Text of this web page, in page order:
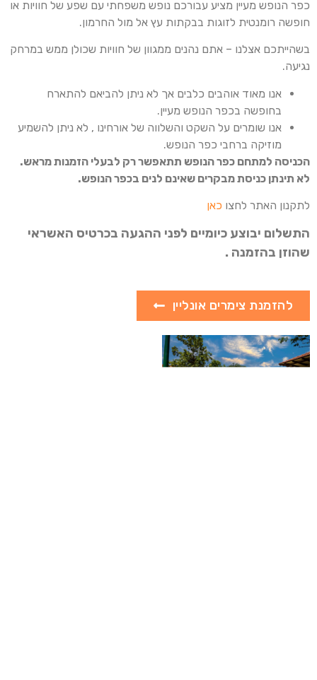
כפר הנופש מעיין מציע עבורכם נופש משפחתי עם שפע של חוויות או
חופשה רומנטית לזוגות בבקתות עץ אל מול החרמון.
בשהייתכם אצלנו – אתם נהנים ממגוון של חוויות שכולן ממש במרחק
נגיעה.
אנו מאוד אוהבים כלבים אך לא ניתן להביאם להתארח
בחופשה בכפר הנופש מעיין.
אנו שומרים על השקט והשלווה של אורחינו , לא ניתן להשמיע
מוזיקה ברחבי כפר הנופש.
הכניסה למתחם כפר הנופש תתאפשר רק לבעלי הזמנות מראש.
לא תינתן כניסת מבקרים שאינם לנים בכפר הנופש.
לתקנון האתר לחצו כאן
התשלום יבוצע כיומיים לפני ההגעה בכרטיס האשראי
שהוזן בהזמנה .
להזמנת צימרים אונליין